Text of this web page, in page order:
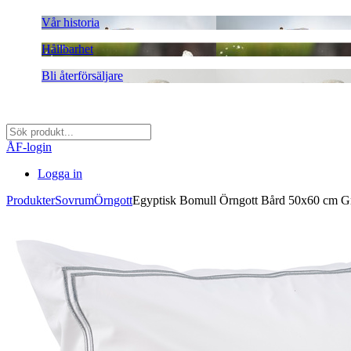
Vår historia
Hållbarhet
Bli återförsäljare
ÅF-login
Logga in
ProdukterSovrumÖrngottEgyptisk Bomull Örngott Bård 50x60 cm